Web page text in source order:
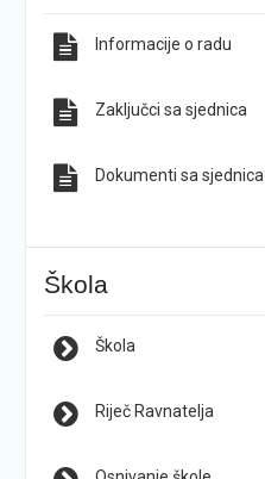
Informacije o radu
Zaključci sa sjednica
Dokumenti sa sjednica
Škola
Škola
Riječ Ravnatelja